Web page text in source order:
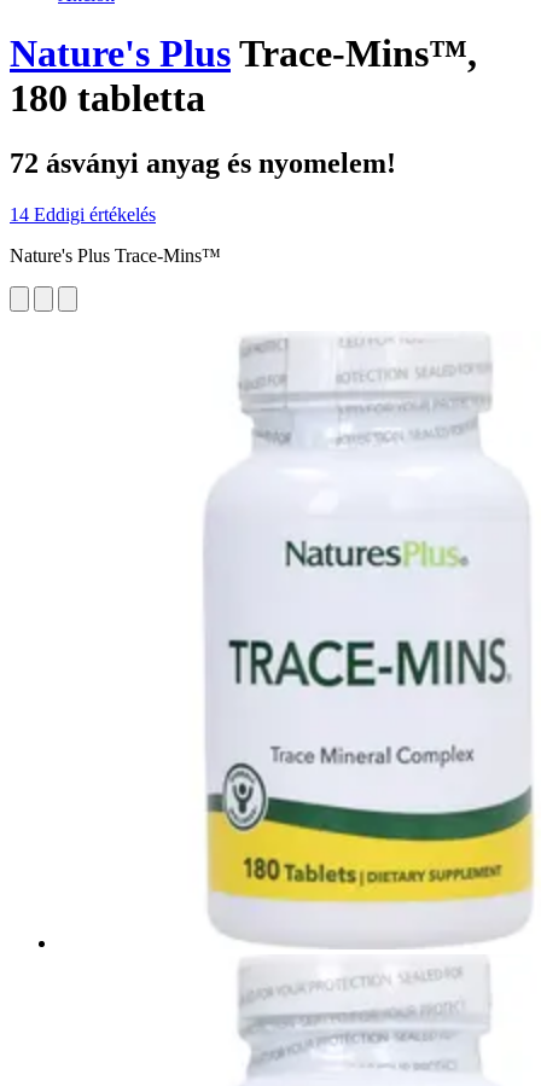
Nature's PlusTrace-Mins™,
180 tabletta
72 ásványi anyag és nyomelem!
14 Eddigi értékelés
Nature's Plus Trace-Mins™